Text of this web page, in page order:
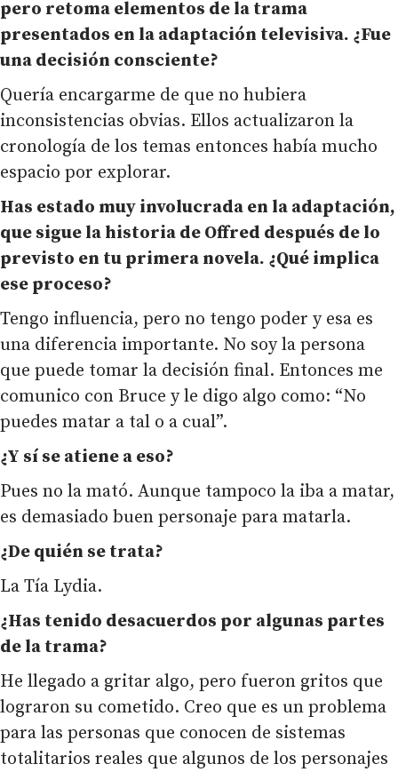
pero retoma elementos de la trama
presentados en la adaptación televisiva. ¿Fue
una decisión consciente?
Quería encargarme de que no hubiera
inconsistencias obvias. Ellos actualizaron la
cronología de los temas entonces había mucho
espacio por explorar.
Has estado muy involucrada en la adaptación,
que sigue la historia de Offred después de lo
previsto en tu primera novela. ¿Qué implica
ese proceso?
Tengo influencia, pero no tengo poder y esa es
una diferencia importante. No soy la persona
que puede tomar la decisión final. Entonces me
comunico con Bruce y le digo algo como: “No
puedes matar a tal o a cual”.
¿Y sí se atiene a eso?
Pues no la mató. Aunque tampoco la iba a matar,
es demasiado buen personaje para matarla.
¿De quién se trata?
La Tía Lydia.
¿Has tenido desacuerdos por algunas partes
de la trama?
He llegado a gritar algo, pero fueron gritos que
lograron su cometido. Creo que es un problema
para las personas que conocen de sistemas
totalitarios reales que algunos de los personajes